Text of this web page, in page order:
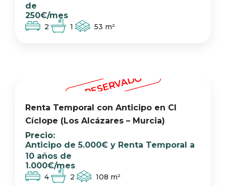
de
250€/mes
2 1 53 m²
RESERVADO
RESERVADO
Renta Temporal con Anticipo en Cl
Cíclope (Los Alcázares – Murcia)
Anticipo de 5.000€ y Renta Temporal a
10 años de
1.000€/mes
4 2 108 m²